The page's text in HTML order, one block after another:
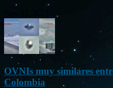
Nov 22, 2023
OVNIs muy similares
Colombia